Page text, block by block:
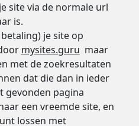
site via de normale url
is.
je site op
mysites.guru maar
met de zoekresultaten
dat die dan in ieder
gevonden pagina
een vreemde site, en
lossen met